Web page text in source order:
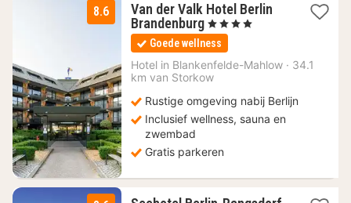
8.6
Van der Valk Hotel Berlin
Brandenburg 1
nacht
vanaf
111
€
, 4 Sterren
Goede wellness
Hotel in Blankenfelde-Mahlow · 34.1
km van Storkow
Rustige omgeving nabij Berlijn
Inclusief wellness, sauna en
zwembad
Gratis parkeren